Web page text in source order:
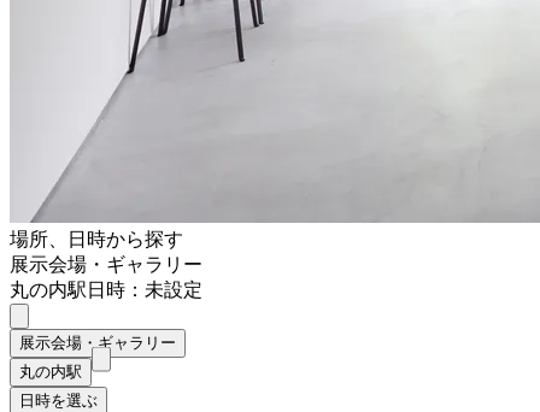
場所、日時から探す
展示会場・ギャラリー
丸の内駅日時：未設定
展示会場・ギャラリー
丸の内駅
日時を選ぶ